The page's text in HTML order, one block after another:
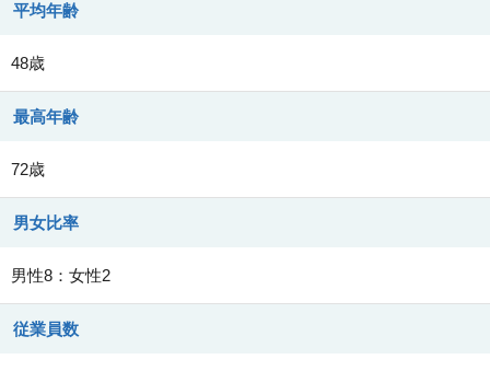
平均年齢
48歳
最高年齢
72歳
男女比率
男性8：女性2
従業員数